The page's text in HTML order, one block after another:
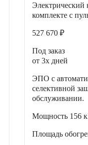
комплекте с
527 670 ₽
Под заказ
от 3х дней
ЭПО с
селективной
обслуживании.
Мощность 156
Площадь